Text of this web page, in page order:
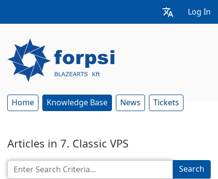
Log In
Home Knowledge Base News Tickets
Articles in 7. Classic VPS
Search